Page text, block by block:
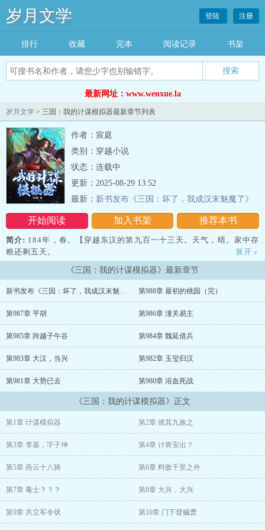
岁月文学 登陆 注册
排行 收藏 完本 阅读记录 书架
最新网址：www.wenxue.la
岁月文学 > 三国：我的计谋模拟器最新章节列表
作者：宸庭
类别：穿越小说
状态：连载中
开始阅读 加入书架 推荐本书
更新：2025-08-29 13:52
最新： 新书发布《三国：坏了，我成汉末魅魔了》
简介: 184年，春。【穿越东汉的第九百一十三天。天气，晴。家中存
粮还剩五天。
将饿死。黄巾之乱已经爆发，命运的齿轮，何时才能开始转动到我这
里？
】正当李基写过今日份的日记，放出的贤士流言终于引来了刘关张的
拜访。
然而，当李基使用”计谋模拟器
“推演，如何才能顺利成为刘备的谋主之时……【选择1、欲擒故纵；
选择2、舌战三英；选择3、虚张声势】嗯？舌战三英？？？
展开 »
《三国：我的计谋模拟器》最新章节
新书发布《三国：坏了，我成汉末魅魔了》 第988章 最初的桃园（完）
第987章 平胡 第986章 潼关易主
第985章 跨越子午谷 第984章 魏延借兵
第983章 大汉，当兴 第982章 玉玺归汉
第981章 大势已去 第980章 浴血死战
《三国：我的计谋模拟器》正文
第1章 计谋模拟器 第2章 彼其九族之
第3章 李基，字子坤 第4章 计将安出？
第5章 燕云十八骑 第6章 料敌千里之外
第7章 毒士？？？ 第8章 大兴，大兴
第9章 共立军令状 第10章 门下督贼曹